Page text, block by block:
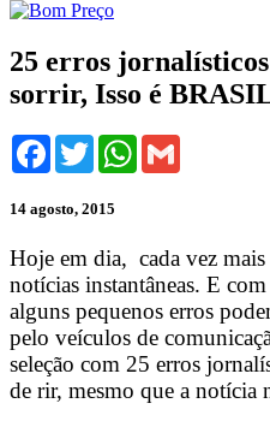
25 erros
sorrir, Isso é
Facebook
TwitterWhatsApp
14 agosto, 2015
Hoje em dia, cada vez mais
notícias instantâneas. E
alguns pequenos erros
pelo veículos de
seleção com 25 erros
de rir, mesmo que a notícia